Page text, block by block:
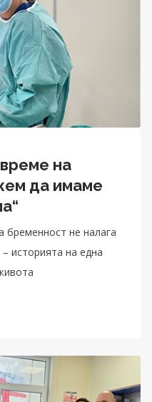
на
да имаме
бременност не налага
историята на една